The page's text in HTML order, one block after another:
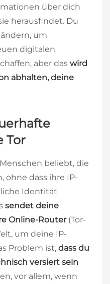
über dich
herausfindet. Du
um
digitalen
aber das wird
abhalten, deine
Tor
beliebt, die
ohne dass ihre IP-
Identität
sendet deine
Online-Router(Tor-
um deine IP-
Problem ist, dass du
versiert sein
vor allem, wenn